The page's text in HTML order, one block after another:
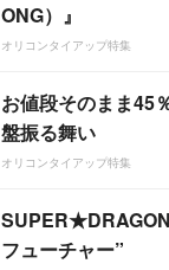
ONG）』
オリコンタイアップ特集
お値段そのまま45
盤振る舞い
オリコンタイアップ特集
フューチャー”